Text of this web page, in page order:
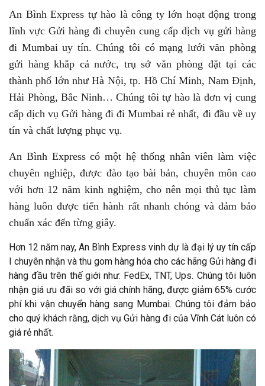
An Bình Express tự hào là công ty lớn hoạt động trong
lĩnh vực Gửi hàng đi chuyên cung cấp dịch vụ gửi hàng
đi Mumbai uy tín. Chúng tôi có mạng lưới văn phòng
gửi hàng khắp cả nước, trụ sở văn phòng đặt tại các
thành phố lớn như Hà Nội, tp. Hồ Chí Minh, Nam Định,
Hải Phòng, Bắc Ninh… Chúng tôi tự hào là đơn vị cung
cấp dịch vụ Gửi hàng đi đi Mumbai rẻ nhất, đi đầu về uy
tín và chất lượng phục vụ.
An Bình Express có một hệ thống nhân viên làm việc
chuyên nghiệp, được đào tạo bài bản, chuyên môn cao
với hơn 12 năm kinh nghiệm, cho nên mọi thủ tục làm
hàng luôn được tiến hành rất nhanh chóng và đảm bảo
chuẩn xác đến từng giây.
Hơn 12 năm nay, An Bình Express vinh dự là đại lý uy tín cấp
I chuyên nhận và thu gom hàng hóa cho các hãng Gửi hàng đi
hàng đầu trên thế giới như: FedEx, TNT, Ups. Chúng tôi luôn
nhận giá ưu đãi so với giá chính hãng, được giảm 65% cước
phí khi vận chuyển hàng sang Mumbai. Chúng tôi đảm bảo
cho quý khách rằng, dịch vụ Gửi hàng đi của Vĩnh Cát luôn có
giá rẻ nhất.